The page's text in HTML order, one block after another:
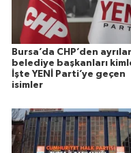
Bursa’da CHP’den
belediye başkanları
İşte YENİ Parti’ye geçen
isimler